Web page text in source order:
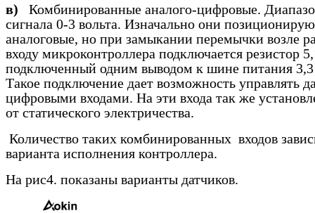
в) Комбинированные аналого-цифровые.
сигнала 0-3 вольта. Изначально они
аналоговые, но при замыкании перемычки возле
входу микроконтроллера подключается резистор
подключенный одним выводом к шине питания 3,3
Такое подключение дает возможность управлять
цифровыми входами. На эти входа так же
от статического электричества.
Количество таких комбинированных входов
варианта исполнения контроллера.
На рис4. показаны варианты датчиков.